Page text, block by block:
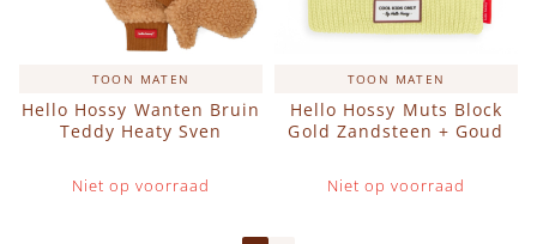
TOON MATEN
Hello Hossy Wanten Bruin
Teddy Heaty Sven
Niet op voorraad
TOON MATEN
Hello Hossy Muts Block
Gold Zandsteen + Goud
Niet op voorraad